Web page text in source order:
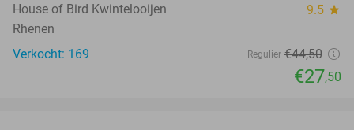
House of Bird Kwintelooijen 9.5 star
Rhenen
Verkocht: 169
Regulier €44,50
€27,50